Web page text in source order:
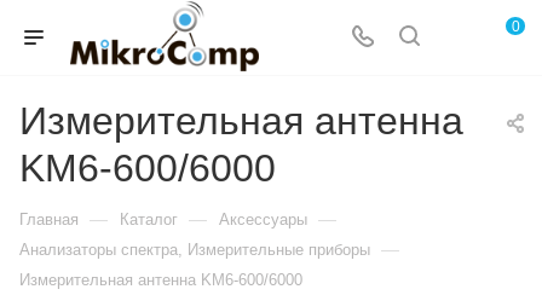
0
Измерительная антенна
KM6-600/6000
Главная — Каталог — Аксессуары —
Анализаторы спектра, Измерительные приборы —
Измерительная антенна KM6-600/6000